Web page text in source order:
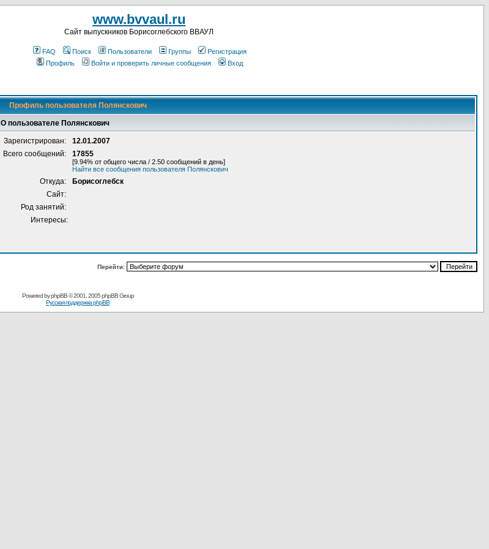
www.bvvaul.ru
Cайт выпускников Борисоглебского ВВАУЛ
FAQ Поиск Пользователи Группы
Регистрация
Профиль
Войти и проверить личные сообщения Вход
Профиль пользователя Полянскович
О пользователе Полянскович
Зарегистрирован:
12.01.2007
Всего сообщений:
17855
[9.94% от общего числа / 2.50 сообщений в день]
Найти все сообщения пользователя Полянскович
Откуда:
Борисоглебск
Сайт:
Род занятий:
Интересы:
Перейти:
Powered byphpBB© 2001, 2005 phpBB Group
Русская поддержка phpBB